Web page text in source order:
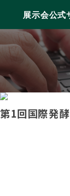
展示会公式
第1回国際発